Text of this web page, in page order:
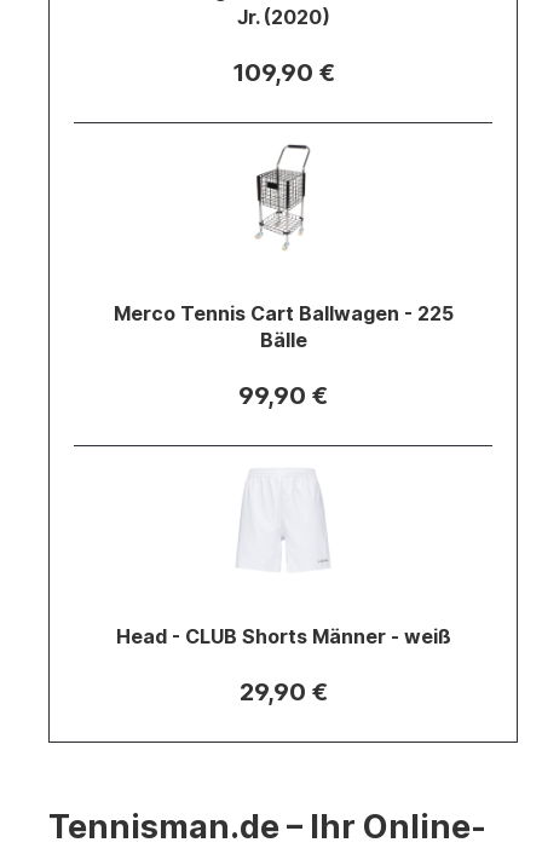
Jr. (2020)
109,90 €
Merco Tennis Cart Ballwagen - 225
Bälle
99,90 €
Head - CLUB Shorts Männer - weiß
29,90 €
Tennisman.de – Ihr Online-